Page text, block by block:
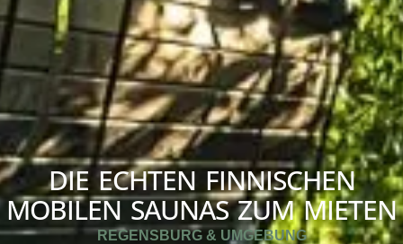
DIE ECHTEN FINNISCHEN
MOBILEN SAUNAS ZUM MIETEN
REGENSBURG & UMGEBUNG